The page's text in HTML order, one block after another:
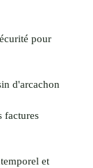
pour
d'arcachon
factures
et